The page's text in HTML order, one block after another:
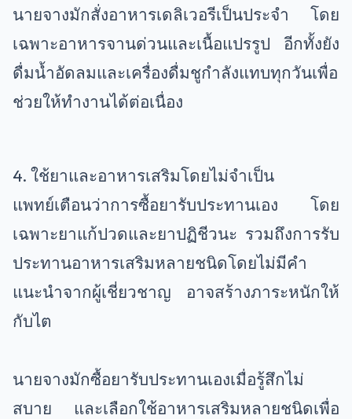
นายจางมักสั่งอาหารเดลิเวอรีเป็นประจำ โดย
เฉพาะอาหารจานด่วนและเนื้อแปรรูป อีกทั้งยัง
ดื่มน้ำอัดลมและเครื่องดื่มชูกำลังแทบทุกวันเพื่อ
ช่วยให้ทำงานได้ต่อเนื่อง
4. ใช้ยาและอาหารเสริมโดยไม่จำเป็น
แพทย์เตือนว่าการซื้อยารับประทานเอง โดย
เฉพาะยาแก้ปวดและยาปฏิชีวนะ รวมถึงการรับ
ประทานอาหารเสริมหลายชนิดโดยไม่มีคำ
แนะนำจากผู้เชี่ยวชาญ อาจสร้างภาระหนักให้
กับไต
นายจางมักซื้อยารับประทานเองเมื่อรู้สึกไม่
สบาย และเลือกใช้อาหารเสริมหลายชนิดเพื่อ